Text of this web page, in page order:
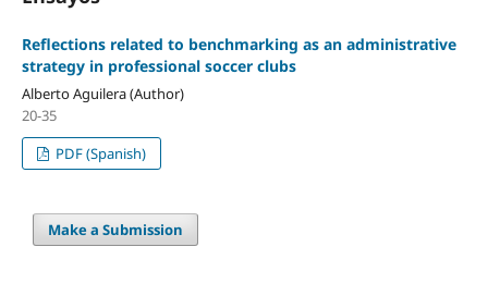
Reflections related to benchmarking as an administrative
strategy in professional soccer clubs
Alberto Aguilera (Author)
20-35
PDF (Spanish)
Make a Submission